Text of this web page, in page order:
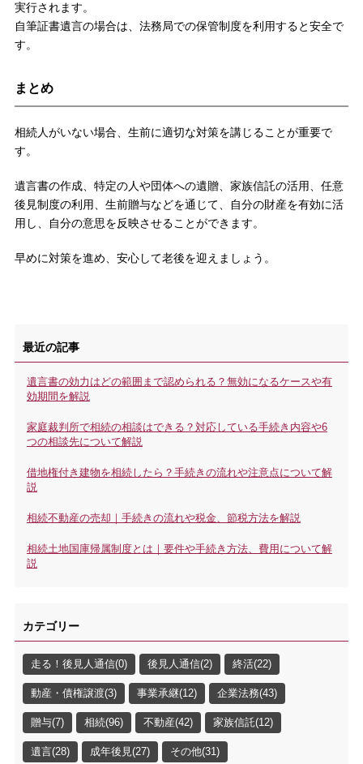
実行されます。
自筆証書遺言の場合は、法務局での保管制度を利用すると安全で
す。
まとめ
相続人がいない場合、生前に適切な対策を講じることが重要で
す。
遺言書の作成、特定の人や団体への遺贈、家族信託の活用、任意
後見制度の利用、生前贈与などを通じて、自分の財産を有効に活
用し、自分の意思を反映させることができます。
早めに対策を進め、安心して老後を迎えましょう。
最近の記事
遺言書の効力はどの範囲まで認められる？無効になるケースや有
効期間を解説
家庭裁判所で相続の相談はできる？対応している手続き内容や6
つの相談先について解説
借地権付き建物を相続したら？手続きの流れや注意点について解
説
相続不動産の売却｜手続きの流れや税金、節税方法を解説
相続土地国庫帰属制度とは｜要件や手続き方法、費用について解
説
カテゴリー
走る！後見人通信(0) 後見人通信(2) 終活(22)
動産・債権譲渡(3) 事業承継(12) 企業法務(43)
贈与(7) 相続(96) 不動産(42) 家族信託(12)
遺言(28) 成年後見(27) その他(31)